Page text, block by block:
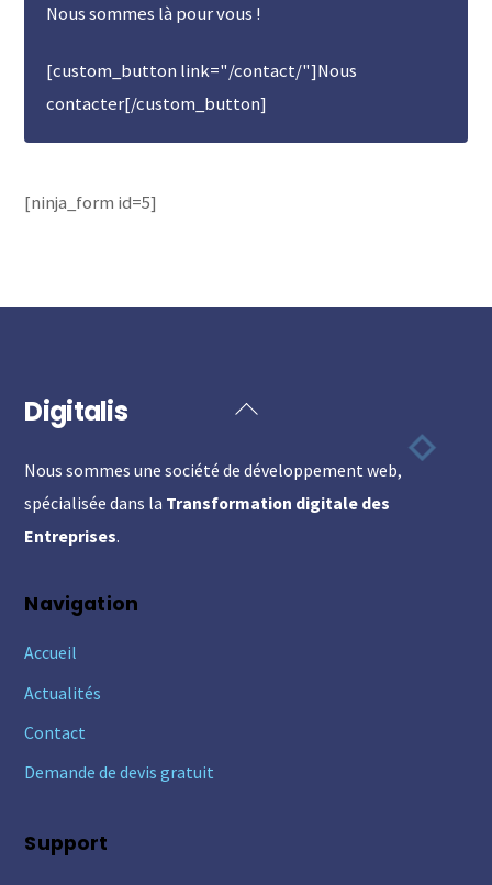
Nous sommes là pour vous !
[custom_button link="/contact/"]Nous
contacter[/custom_button]
[ninja_form id=5]
Back
Top
Digitalis
Nous sommes une société de développement web,
spécialisée dans la Transformation digitale des
Entreprises.
Navigation
Accueil
Actualités
Contact
Demande de devis gratuit
Support